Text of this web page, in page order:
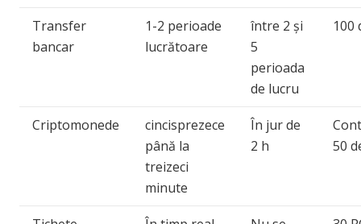
Transfer
bancar
1-2 perioade
lucrătoare
între 2 și
5
perioada
de lucru
100
Criptomonede
cincisprezece
până la
treizeci
minute
În jur de
2 h
50